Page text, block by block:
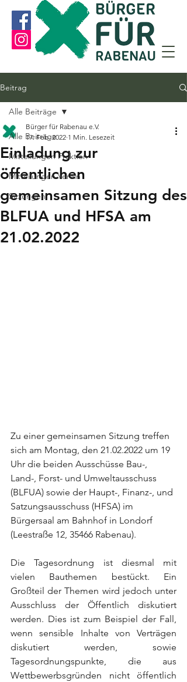
Beitrag
Alle Beiträge
Mitteilungen Fraktion
Mitteilungen Verein
Sitzungen
Alle Beiträge
Einladung zur
öffentlichen
gemeinsamen Sitzung des
BLFUA und HFSA am
21.02.2022
Bürger für Rabenau e.V.
17. Feb. 2022 1 Min. Lesezeit
Zu einer gemeinsamen Sitzung treffen
sich am Montag, den 21.02.2022 um 19
Uhr die beiden Ausschüsse Bau-,
Land-, Forst- und Umweltausschuss
(BLFUA) sowie der Haupt-, Finanz-, und
Satzungsausschuss (HFSA) im
Bürgersaal am Bahnhof in Londorf
(Leestraße 12, 35466 Rabenau).
Die Tagesordnung ist diesmal mit
vielen Bauthemen bestückt. Ein
Großteil der Themen wird jedoch unter
Ausschluss der Öffentlich diskutiert
werden. Dies ist zum Beispiel der Fall,
wenn sensible Inhalte von Verträgen
diskutiert werden, sowie
Tagesordnungspunkte, die aus
Wettbewerbsgründen nicht öffentlich